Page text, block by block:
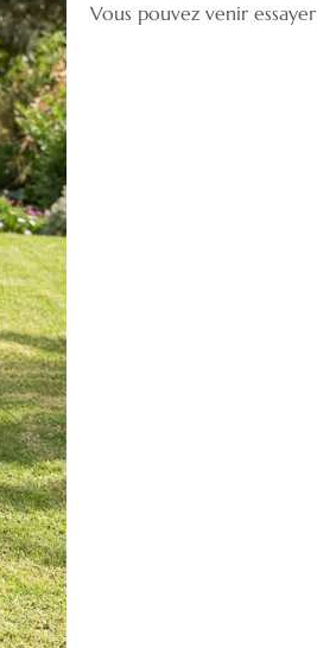
Vous pouvez venir